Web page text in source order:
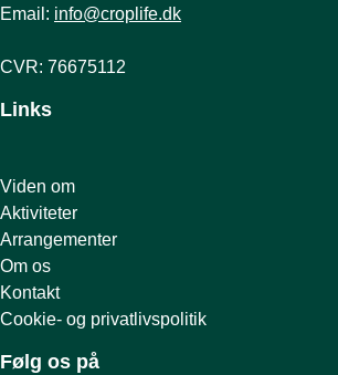
Email: info@croplife.dk
CVR: 76675112
Links
Viden om
Aktiviteter
Arrangementer
Om os
Kontakt
Cookie- og privatlivspolitik
Følg os på